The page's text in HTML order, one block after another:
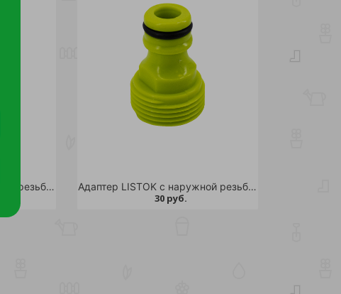
Адаптер LISTOK с наружной резьбой d 1/2" /240 Адаптер LISTOK с наружной резьбой d 3/4" /240
30 руб.